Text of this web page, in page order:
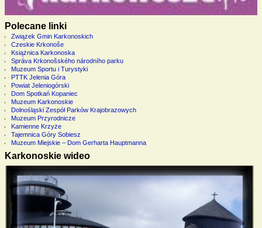
Polecane linki
Związek Gmin Karkonoskich
Czeskie Krkonoše
Książnica Karkonoska
Správa Krkonošského národního parku
Muzeum Sportu i Turystyki
PTTK Jelenia Góra
Powiat Jeleniogórski
Dom Spotkań Kopaniec
Muzeum Karkonoskie
Dolnośląski Zespół Parków Krajobrazowych
Muzeum Przyrodnicze
Kamienne Krzyże
Tajemnica Góry Sobiesz
Muzeum Miejskie – Dom Gerharta Hauptmanna
Karkonoskie wideo